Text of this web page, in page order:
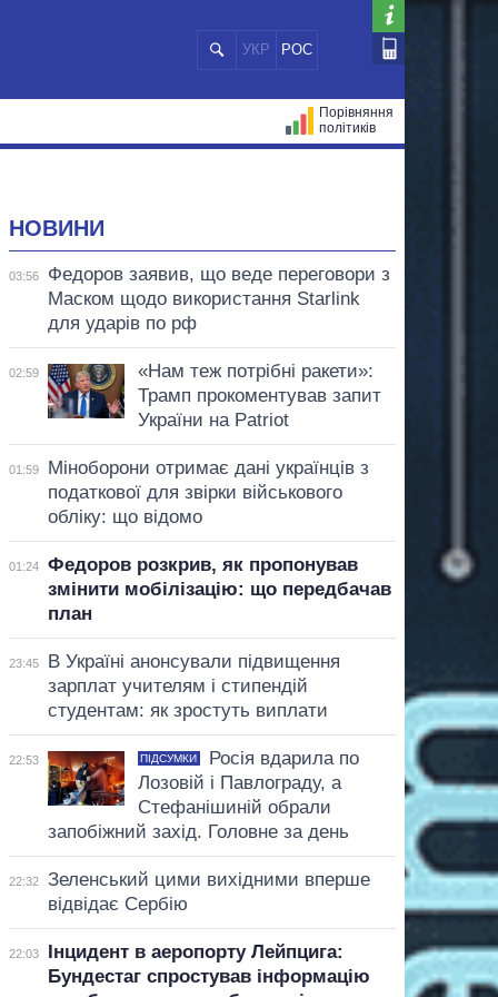
УКР РОС
Порівняння
політиків
НОВИНИ
03:56
Федоров заявив, що веде переговори з
Маском щодо використання Starlink
для ударів по рф
02:59
«Нам теж потрібні ракети»:
Трамп прокоментував запит
України на Patriot
01:59
Міноборони отримає дані українців з
податкової для звірки військового
обліку: що відомо
01:24
Федоров розкрив, як пропонував
змінити мобілізацію: що передбачав
план
23:45
В Україні анонсували підвищення
зарплат учителям і стипендій
студентам: як зростуть виплати
22:53 ПІДСУМКИ
Росія вдарила по
Лозовій і Павлограду, а
Стефанішиній обрали
запобіжний захід. Головне за день
22:32
Зеленський цими вихідними вперше
відвідає Сербію
22:03
Інцидент в аеропорту Лейпцига:
Бундестаг спростував інформацію